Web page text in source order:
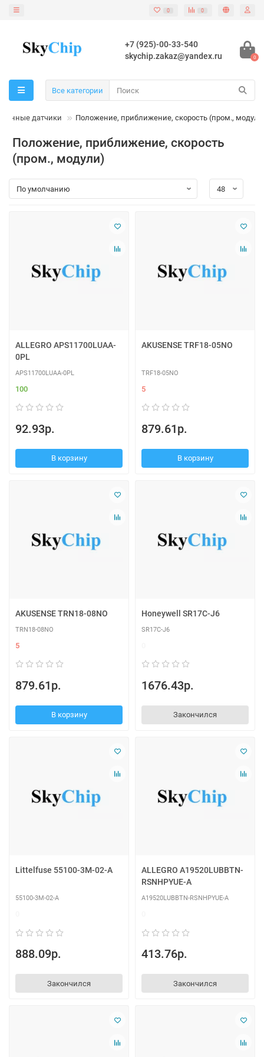
0 0
+7 (925)-00-33-540
skychip.zakaz@yandex.ru
0
Все категории
датчики Положение, приближение, скорость (пром.,
Положение, приближение, скорость
(пром., модули)
ALLEGRO APS11700LUAA-
0PL
APS11700LUAA-0PL
100
92.93р.
В корзину
AKUSENSE TRF18-05NO
TRF18-05NO
5
879.61р.
В корзину
AKUSENSE TRN18-08NO
TRN18-08NO
5
879.61р.
В корзину
Honeywell SR17C-J6
SR17C-J6
1676.43р.
Закончился
Littelfuse 55100-3M-02-A
55100-3M-02-A
888.09р.
Закончился
ALLEGRO A19520LUBBTN-
RSNHPYUE-A
A19520LUBBTN-RSNHPYUE-A
413.76р.
Закончился